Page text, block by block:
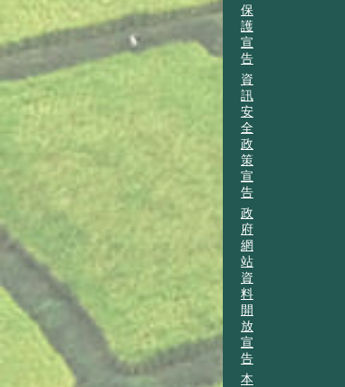
保
護
宣
告
資
訊
安
全
政
策
宣
告
政
府
網
站
資
料
開
放
宣
告
本